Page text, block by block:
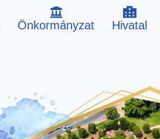
Önkormányzat Hivatal